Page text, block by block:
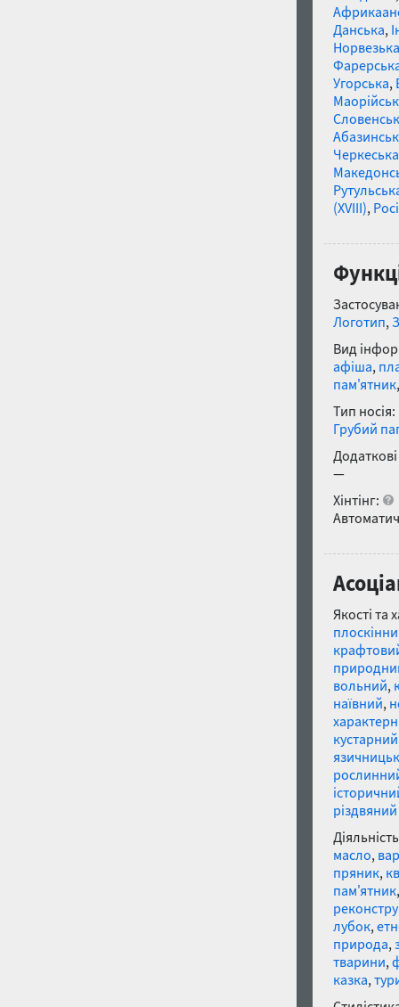
Данська,
Норвезька
Угорська,
Черкеська
(XVIII),
Логотип,
Вид
афіша,
пам'ятник
Тип носія:
Грубий
—
Хінтінг:
Якості та
вольний,
наївний,
кустарний
різдвяний
масло,
пряник,
пам'ятник
лубок,
природа,
тварини,
казка,